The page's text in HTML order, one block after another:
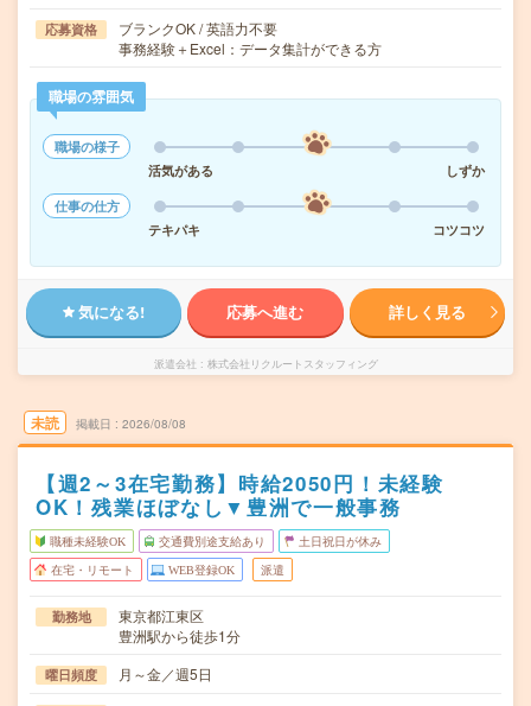
応募資格
ブランクOK / 英語力不要
事務経験＋Excel：データ集計ができる方
職場の雰囲気
職場の様子
活気がある
しずか
仕事の仕方
テキパキ
コツコツ
気になる! 応募へ進む 詳しく見る
派遣会社 株式会社リクルートスタッフィング
未読 掲載日 2026/08/08
【週2～3在宅勤務】時給2050円！未経験
OK！残業ほぼなし▼豊洲で一般事務
職種未経験OK 交通費別途支給あり 土日祝日が休み
在宅・リモート WEB登録OK 派遣
勤務地
東京都江東区
豊洲駅から徒歩1分
曜日頻度 月～金／週5日